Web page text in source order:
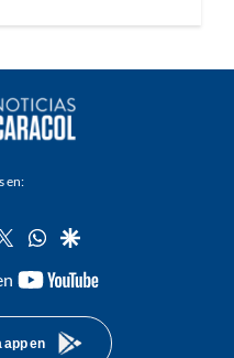
en:
twitterwhatsapp
google
youtube-
en